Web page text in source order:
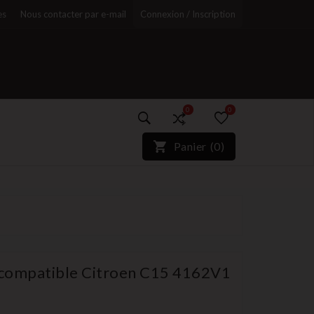
Nous contacter par e-mail Connexion / Inscription
0
)*}
0
Panier (0)
Citroen C15 4162V1